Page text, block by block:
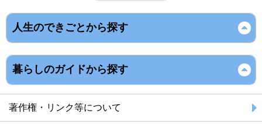
人生のできごとから探す
暮らしのガイドから探す
著作権・リンク等について